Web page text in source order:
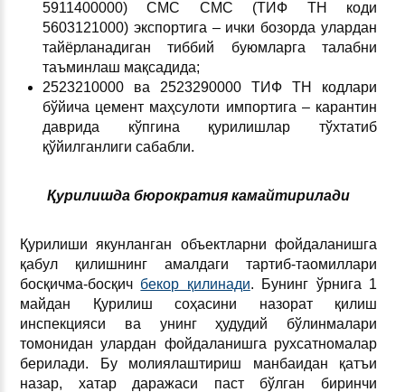
5911400000) СМС CMC (ТИФ ТН коди
5603121000) экспортига – ички бозорда улардан
тайёрланадиган тиббий буюмларга талабни
таъминлаш мақсадида;
2523210000 ва 2523290000 ТИФ ТН кодлари
бўйича цемент маҳсулоти импортига – карантин
даврида кўпгина қурилишлар тўхтатиб
қўйилганлиги сабабли.
Қурилишда бюрократия камайтирилади
Қурилиши якунланган объектларни фойдаланишга
қабул қилишнинг амалдаги тартиб-таомиллари
босқичма-босқич бекор қилинади. Бунинг ўрнига 1
майдан Қурилиш соҳасини назорат қилиш
инспекцияси ва унинг ҳудудий бўлинмалари
томонидан улардан фойдаланишга рухсатномалар
берилади. Бу молиялаштириш манбаидан қатъи
назар, хатар даражаси паст бўлган биринчи